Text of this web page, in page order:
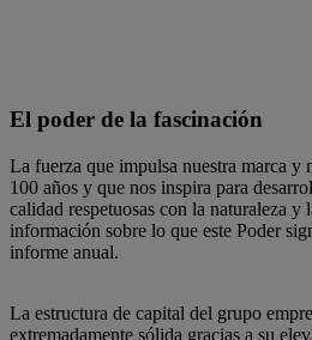
El poder de la fascinación
La fuerza que impulsa nuestra marca y
100 años y que nos inspira para
calidad respetuosas con la naturaleza y
información sobre lo que este Poder
informe anual.
La estructura de capital del grupo
extremadamente sólida gracias a su